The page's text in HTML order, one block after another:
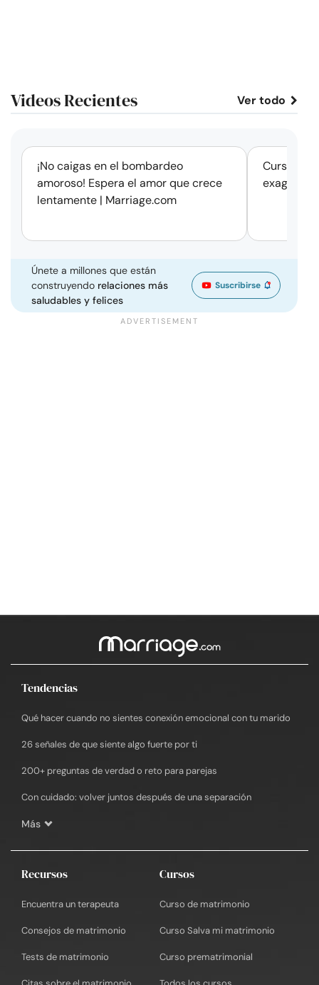
Videos Recientes Ver todo
¡No caigas en el bombardeo
amoroso! Espera el amor que crece
lentamente | Marriage.com
Cursos
Únete a millones que están
construyendo relaciones más
saludables y felices
Suscribirse
Tendencias
Qué hacer cuando no sientes conexión emocional con tu marido
26 señales de que siente algo fuerte por ti
200+ preguntas de verdad o reto para parejas
Con cuidado: volver juntos después de una separación
Más
Recursos
Encuentra un terapeuta
Consejos de matrimonio
Tests de matrimonio
Cursos
Curso de matrimonio
Curso Salva mi matrimonio
Curso prematrimonial